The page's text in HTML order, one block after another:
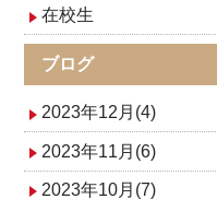
在校生
ブログ
2023年12月(4)
2023年11月(6)
2023年10月(7)